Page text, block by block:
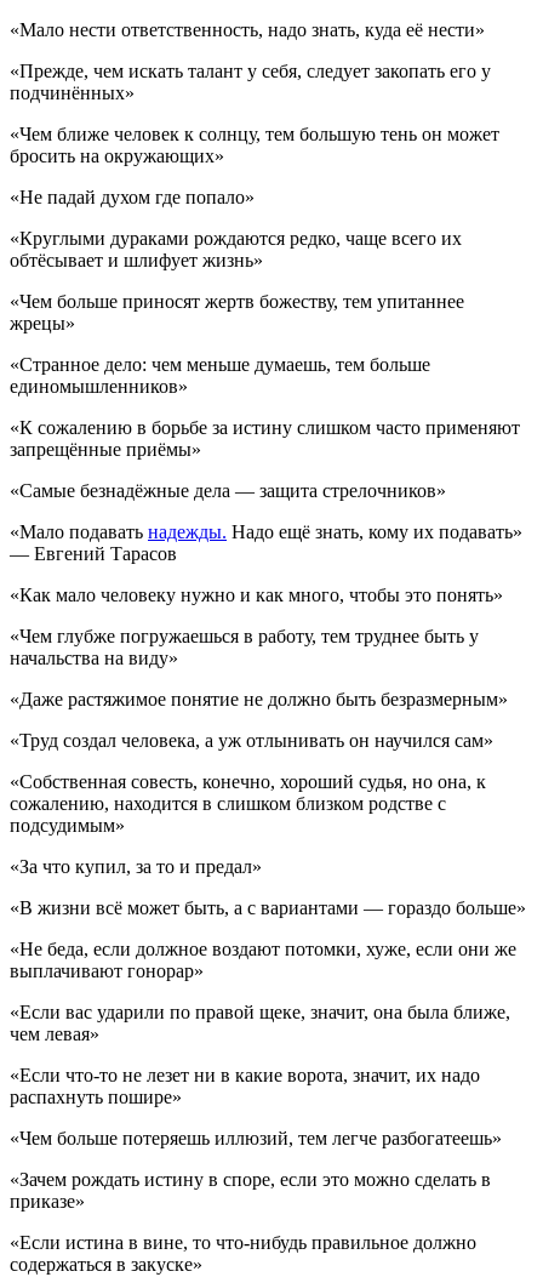
«Мало нести ответственность, надо знать, куда её нести»
«Прежде, чем искать талант у себя, следует закопать его у
подчинённых»
«Чем ближе человек к солнцу, тем большую тень он может
бросить на окружающих»
«Не падай духом где попало»
«Круглыми дураками рождаются редко, чаще всего их
обтёсывает и шлифует жизнь»
«Чем больше приносят жертв божеству, тем упитаннее
жрецы»
«Странное дело: чем меньше думаешь, тем больше
единомышленников»
«К сожалению в борьбе за истину слишком часто применяют
запрещённые приёмы»
«Самые безнадёжные дела — защита стрелочников»
«Мало подавать надежды. Надо ещё знать, кому их подавать»
— Евгений Тарасов
«Как мало человеку нужно и как много, чтобы это понять»
«Чем глубже погружаешься в работу, тем труднее быть у
начальства на виду»
«Даже растяжимое понятие не должно быть безразмерным»
«Труд создал человека, а уж отлынивать он научился сам»
«Собственная совесть, конечно, хороший судья, но она, к
сожалению, находится в слишком близком родстве с
подсудимым»
«За что купил, за то и предал»
«В жизни всё может быть, а с вариантами — гораздо больше»
«Не беда, если должное воздают потомки, хуже, если они же
выплачивают гонорар»
«Если вас ударили по правой щеке, значит, она была ближе,
чем левая»
«Если что-то не лезет ни в какие ворота, значит, их надо
распахнуть пошире»
«Чем больше потеряешь иллюзий, тем легче разбогатеешь»
«Зачем рождать истину в споре, если это можно сделать в
приказе»
«Если истина в вине, то что-нибудь правильное должно
содержаться в закуске»